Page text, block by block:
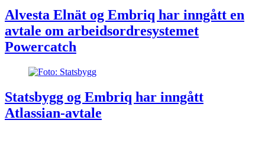
Alvesta Elnät og Embriq har inngått en
avtale om arbeidsordresystemet
Powercatch
Statsbygg og Embriq har inngått
Atlassian-avtale